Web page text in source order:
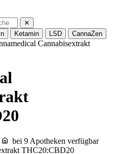
✕
Ketamin LSD CannaZen
Cannabisextrakt
bei 9 Apotheken verfügbar